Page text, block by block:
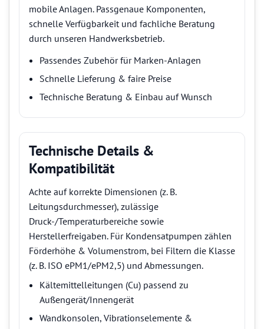
mobile Anlagen. Passgenaue Komponenten,
schnelle Verfügbarkeit und fachliche Beratung
durch unseren Handwerksbetrieb.
Passendes Zubehör für Marken-Anlagen
Schnelle Lieferung & faire Preise
Technische Beratung & Einbau auf Wunsch
Technische Details &
Kompatibilität
Achte auf korrekte Dimensionen (z. B.
Leitungsdurchmesser), zulässige
Druck-/Temperaturbereiche sowie
Herstellerfreigaben. Für Kondensatpumpen zählen
Förderhöhe & Volumenstrom, bei Filtern die Klasse
(z. B. ISO ePM1/ePM2,5) und Abmessungen.
Kältemittelleitungen (Cu) passend zu
Außengerät/Innengerät
Wandkonsolen, Vibrationselemente &